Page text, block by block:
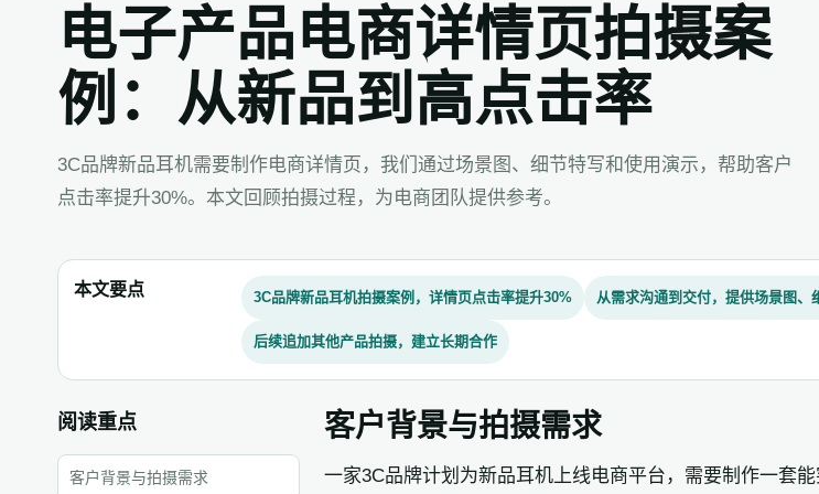
电子产品电商详情页拍摄案
例：从新品到高点击率
3C品牌新品耳机需要制作电商详情页，我们通过场景图、细节特写和使用演示，帮助客户
点击率提升30%。本文回顾拍摄过程，为电商团队提供参考。
本文要点 3C品牌新品耳机拍摄案例，详情页点击率提升30% 从需求沟通到交付，提供场景图、
后续追加其他产品拍摄，建立长期合作
阅读重点
客户背景与拍摄需求
客户背景与拍摄需求
一家3C品牌计划为新品耳机上线电商平台，需要制作一套